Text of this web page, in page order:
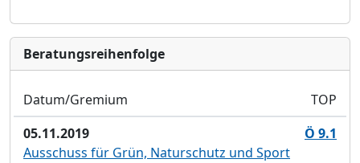
Bera­tungs­reihen­folge
Datum/Gremium
TOP
05.11.2019
Ö 9.1
Ausschuss für Grün, Naturschutz und Sport